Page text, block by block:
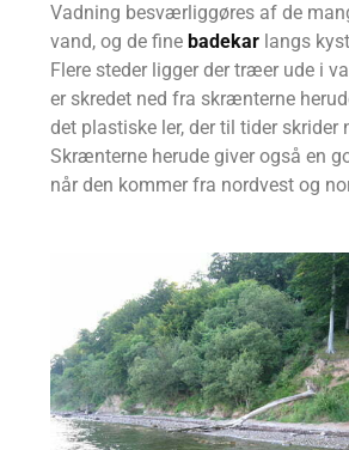
Vadning besværliggøres af de
vand, og de fine badekar langs
Flere steder ligger der træer ude i
er skredet ned fra skrænterne
det plastiske ler, der til tider skrider
Skrænterne herude giver også en
når den kommer fra nordvest og